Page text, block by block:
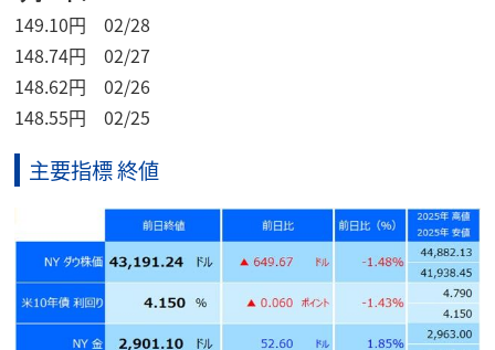
149.10円 02/28
148.74円 02/27
148.62円 02/26
148.55円 02/25
主要指標 終値